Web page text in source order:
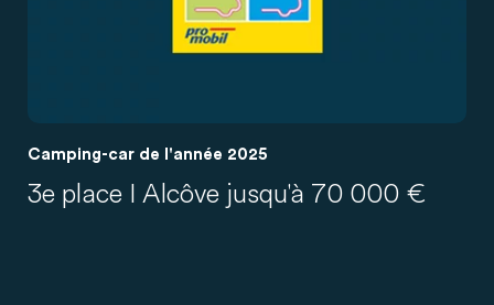
Camping-car de l'année 2025
3e place I Alcôve jusqu'à 70 000 €